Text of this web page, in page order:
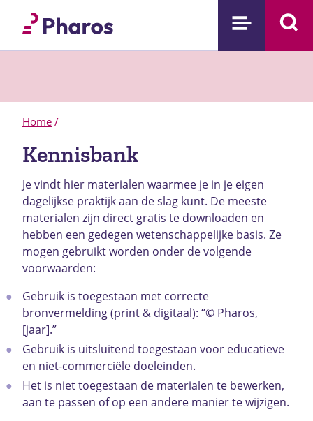
Home /
Kennisbank
Je vindt hier materialen waarmee je in je eigen
dagelijkse praktijk aan de slag kunt. De meeste
materialen zijn direct gratis te downloaden en
hebben een gedegen wetenschappelijke basis. Ze
mogen gebruikt worden onder de volgende
voorwaarden:
Gebruik is toegestaan met correcte
bronvermelding (print & digitaal): “© Pharos,
[jaar].”
Gebruik is uitsluitend toegestaan voor educatieve
en niet-commerciële doeleinden.
Het is niet toegestaan de materialen te bewerken,
aan te passen of op een andere manier te wijzigen.